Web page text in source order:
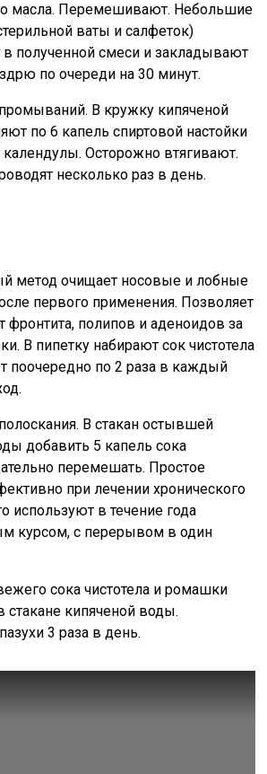
масла. Перемешивают. Небольшие
ваты и салфеток)
полученной смеси и закладывают
по очереди на 30 минут.
В кружку кипяченой
по 6 капель спиртовой настойки
календулы. Осторожно втягивают.
несколько раз в день.
метод очищает носовые и лобные
первого применения. Позволяет
фронтита, полипов и аденоидов за
В пипетку набирают сок чистотела
поочередно по 2 раза в каждый
В стакан остывшей
добавить 5 капель сока
перемешать. Простое
при лечении хронического
используют в течение года
курсом, с перерывом в один
сока чистотела и ромашки
кипяченой воды.
3 раза в день.